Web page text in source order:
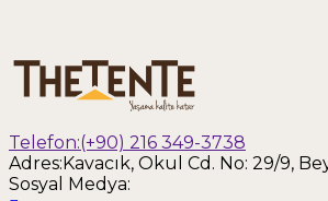
Telefon:(+90) 216 349-3738
Adres:Kavacık, Okul Cd. No: 29/9,
Sosyal Medya: